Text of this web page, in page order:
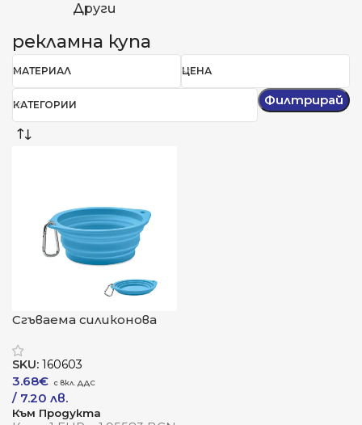
Други
рекламна купа
МАТЕРИАЛ ЦЕНА
КАТЕГОРИИ Филтрирай
Сгъваема силиконова
SKU: 160603
3.68€
/ 7.20 лв.
Към Продукта